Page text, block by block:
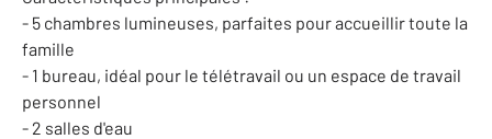
- 5 chambres lumineuses, parfaites pour accueillir toute la
famille
- 1 bureau, idéal pour le télétravail ou un espace de travail
personnel
- 2 salles d'eau